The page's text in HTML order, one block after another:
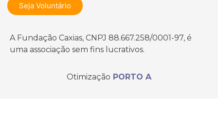
Seja Voluntário
A Fundação Caxias, CNPJ 88.667.258/0001-97, é
uma associação sem fins lucrativos.
Otimização PORTO A